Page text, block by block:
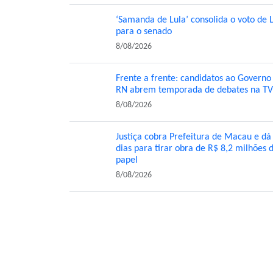
‘Samanda de Lula’ consolida o voto de
para o senado
8/08/2026
Frente a frente: candidatos ao Governo
RN abrem temporada de debates na TV
8/08/2026
Justiça cobra Prefeitura de Macau e dá
dias para tirar obra de R$ 8,2 milhões
papel
8/08/2026